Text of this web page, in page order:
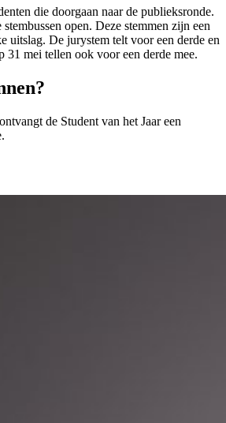
die doorgaan naar de publieksronde.
open. Deze stemmen zijn een
uitslag. De jurystem telt voor een derde en
31 mei tellen ook voor een derde mee.
de Student van het Jaar een